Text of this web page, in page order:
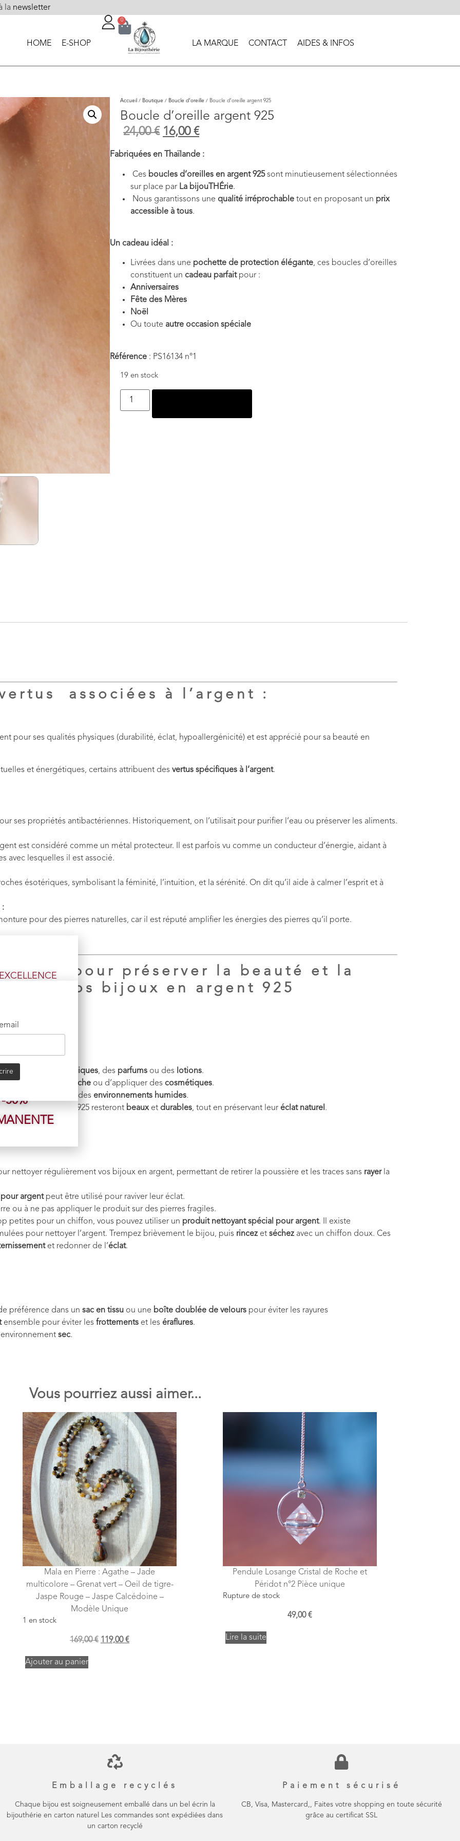
la newsletter
HOME E-SHOP LA MARQUE CONTACT AIDES & INFOS
0
Accueil / Boutique / Boucle d'oreille / Boucle d’oreille argent 925
Boucle d’oreille argent 925
24,00€ 16,00 €
Fabriquées en Thaïlande :
Ces boucles d’oreilles en argent 925sont minutieusement sélectionnées
sur place par La bijouTHÉrie.
Nous garantissons une qualité irréprochable tout en proposant un prix
accessible à tous.
Un cadeau idéal :
Livrées dans une pochette de protection élégante, ces boucles d’oreilles
constituent un cadeau parfaitpour :
Anniversaires
Fête des Mères
Noël
Ou toute autre occasion spéciale
Référence : PS16134 n°1
19 en stock
associées à l’argent :
pour ses qualités physiques (durabilité, éclat, hypoallergénicité) et est apprécié pour sa beauté en
et énergétiques, certains attribuent des vertus spécifiques à l’argent.
ses propriétés antibactériennes. Historiquement, on l’utilisait pour purifier l’eau ou préserver les aliments.
est considéré comme un métal protecteur. Il est parfois vu comme un conducteur d’énergie, aidant à
avec lesquelles il est associé.
ésotériques, symbolisant la féminité, l’intuition, et la sérénité. On dit qu’il aide à calmer l’esprit et à
:
pour des pierres naturelles, car il est réputé amplifier les énergies des pierres qu’il porte.
pour préserver la beauté et la
de vos bijoux en argent 925
, des produits chimiques, des parfums ou des lotions.
douche ou d’appliquer des cosmétiques.
ou dans des environnements humides.
bijoux en argent 925 resteront beauxet durables, tout en préservant leur éclat naturel .
nettoyer régulièrement vos bijoux en argent, permettant de retirer la poussière et les traces sans rayerla
argentpeut être utilisé pour raviver leur éclat.
ou à ne pas appliquer le produit sur des pierres fragiles.
petites pour un chiffon, vous pouvez utiliser un produit nettoyant spécial pour argent. Il existe
pour nettoyer l’argent. Trempez brièvement le bijou, puis rincez et séchez avec un chiffon doux. Ces
et redonner de l’éclat.
préférence dans un sac en tissu ou une boîte doublée de velours pour éviter les rayures
ensemble pour éviter les frottements et les éraflures.
sec.
Vous pourriez aussi aimer...
Mala en Pierre : Agathe – Jade
multicolore – Grenat vert – Oeil de tigre-
Jaspe Rouge – Jaspe Calcédoine –
Modèle Unique
1 en stock
169,00€ 119,00€
Ajouter au panier
Pendule Losange Cristal de Roche et
Péridot n°2 Pièce unique
Rupture de stock
49,00€
Lire la suite
Emballage recyclés
Chaque bijou est soigneusement emballé dans un bel écrin la
bijouthérie en carton naturel Les commandes sont expédiées dans
un carton recyclé
Paiement sécurisé
CB, Visa, Mastercard,, Faites votre shopping en toute sécurité
grâce au certificat SSL
sur la
pierres.
50%